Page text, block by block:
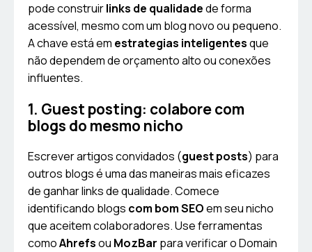
pode construirlinks de qualidadede forma
acessível, mesmo com um blog novo ou pequeno.
A chave está em estrategias inteligentesque
não dependem de orçamento alto ou conexões
influentes.
1. Guest posting: colabore com
blogs do mesmo nicho
Escrever artigos convidados (guest posts) para
outros blogs é uma das maneiras mais eficazes
de ganhar links de qualidade. Comece
identificando blogs com bom SEOem seu nicho
que aceitem colaboradores. Use ferramentas
comoAhrefsou MozBar para verificar o Domain